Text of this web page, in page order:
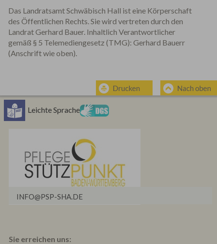
Das Landratsamt Schwäbisch Hall ist eine Körperschaft
des Öffentlichen Rechts. Sie wird vertreten durch den
Landrat Gerhard Bauer. Inhaltlich Verantwortlicher
gemäß § 5 Telemediengesetz (TMG): Gerhard Bauerr
(Anschrift wie oben).
INFO@PSP-SHA.DE
Sie erreichen uns:
Leichte Sprache